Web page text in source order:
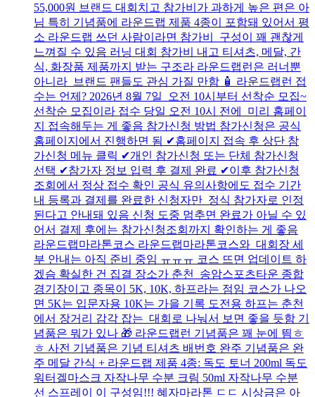
55,000원 브랜드 대회치고 참가비가 과하게 높은 편은 아
님 특히 기념품에 라운드랩 제품 4종이 포함돼 있어서 평
소 라운드랩 쓰던 사람이라면 참가비 구성이 꽤 괜찮게
느껴질 수 있음 러닝 대회 참가비 내고 티셔츠, 메달, 간
식, 화장품 제품까지 받는 구조라 라운드랩런은 러너뿐
아니라 브랜드 팬들도 관심 가질 만함 🧴 라운드랩런 접
수는 언제? 2026년 8월 7일 오전 10시부터 선착순 모집~
선착순 모집이라 접수 당일 오전 10시 전에 미리 홈페이
지 접속해두는 게 좋음 참가신청 방법 참가신청은 공식
홈페이지에서 진행하면 됨 ✔홈페이지 접속 후 상단 참
가신청 메뉴 클릭 ✔개인 참가신청 또는 단체 참가신청
선택 ✔참가자 정보 입력 후 결제 완료 ✔이후 참가신청
조회에서 정상 접수 확인 공식 유의사항에도 접수 기간
내 등록과 결제를 완료한 신청자만 정식 참가자로 인정
된다고 안내돼 있음 신청 도중 멈추면 완료가 아닐 수 있
어서 결제 후에는 참가신청조회까지 확인하는 게 좋음
라운드랩마라톤코스 라운드랩마라톤코스와 대회장 세
부 안내는 아직 준비 중임 ㅠㅠㅠ 코스 뜨면 업데이트 하
겠슴 확실한 건 집결 장소가 춘천 송암스포츠타운 종합
경기장이고 종목이 5K, 10K, 하프라는 점임 코스가 나오
면 5K는 입문자용 10K는 가을 기록 도전용 하프는 춘천
에서 장거리 감각 잡는 대회로 나눠서 보면 좋을 듯함 기
념품은 뭐가 있나 🎁 라운드랩런 기념품은 꽤 눈에 띔ㅎ
ㅎ 사전 기념품은 기념 티셔츠 배번호 완주 기념품은 완
주 메달 간식 + 라운드랩 제품 4종: 독도 토너 200ml 독도
워터겔마스크 자작나무 수분 크림 50ml 자작나무 수분
선 스프레이 이 구성임!!! 혜자마라톤 ㄷㄷ 시상금은 아